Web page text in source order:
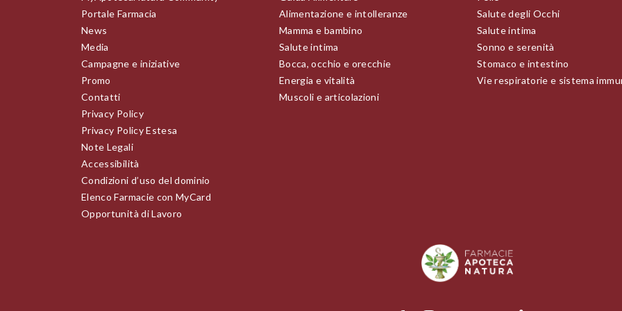
Portale Farmacia
News
Media
Campagne e iniziative
Promo
Contatti
Privacy Policy
Privacy Policy Estesa
Note Legali
Accessibilità
Condizioni d’uso del dominio
Elenco Farmacie con MyCard
Opportunità di Lavoro
Alimentazione e intolleranze
Mamma e bambino
Salute intima
Bocca, occhio e orecchie
Energia e vitalità
Muscoli e articolazioni
Salute degli Occhi
Salute intima
Sonno e serenità
Stomaco e intestino
Vie respiratorie e sistema